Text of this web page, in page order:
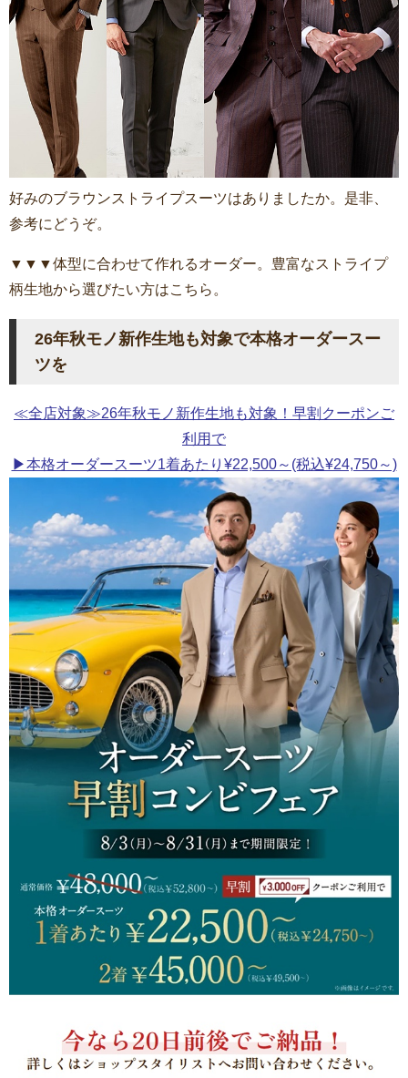
好みのブラウンストライプスーツはありましたか。是非、
参考にどうぞ。
▼▼▼体型に合わせて作れるオーダー。豊富なストライプ
柄生地から選びたい方はこちら。
26年秋モノ新作生地も対象で本格オーダースー
ツを
≪全店対象≫26年秋モノ新作生地も対象！早割クーポンご
利用で
▶本格オーダースーツ1着あたり¥22,500～(税込¥24,750～)